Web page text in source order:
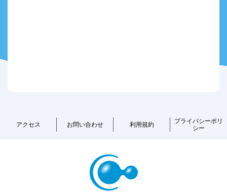
アクセス お問い合わせ 利用規約
プライバシーポリ
シー